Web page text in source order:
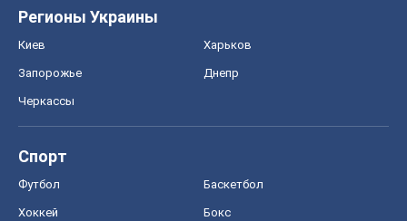
Регионы Украины
Киев Харьков
Запорожье Днепр
Черкассы
Спорт
Футбол Баскетбол
Хоккей Бокс